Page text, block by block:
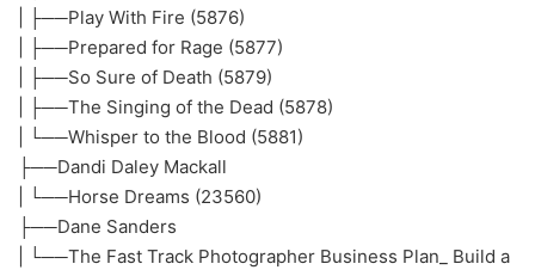
| ├──Play With Fire (5876)
| ├──Prepared for Rage (5877)
| ├──So Sure of Death (5879)
| ├──The Singing of the Dead (5878)
| └──Whisper to the Blood (5881)
├──Dandi Daley Mackall
| └──Horse Dreams (23560)
├──Dane Sanders
| └──The Fast Track Photographer Business Plan_ Build a